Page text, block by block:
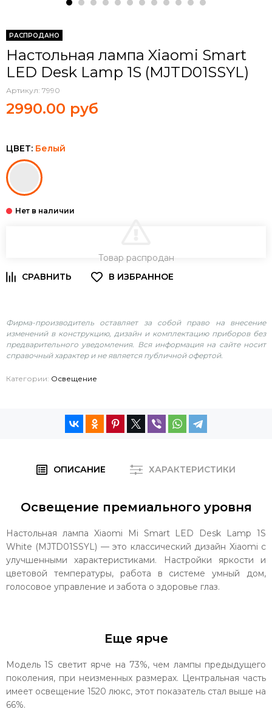
РАСПРОДАНО
Настольная лампа Xiaomi Smart
LED Desk Lamp 1S (MJTD01SSYL)
Артикул: 7990
2990.00 руб
ЦВЕТ: Белый
Товар распродан
Фирма-производитель оставляет за собой право на внесение
изменений в конструкцию, дизайн и комплектацию приборов без
предварительного уведомления. Вся информация на сайте носит
справочный характер и не является публичной офертой.
Категории: Освещение
ОПИСАНИЕ ХАРАКТЕРИСТИКИ
Освещение премиального уровня
Настольная лампа Xiaomi Mi Smart LED Desk Lamp 1S
White (MJTD01SSYL) — это классический дизайн Xiaomi с
улучшенными характеристиками. Настройки яркости и
цветовой температуры, работа в системе умный дом,
голосовое управление и забота о здоровье глаз.
Еще ярче
Модель 1S светит ярче на 73%, чем лампы предыдущего
поколения, при неизменных размерах. Центральная часть
имеет освещение 1520 люкс, этот показатель стал выше на
66%.